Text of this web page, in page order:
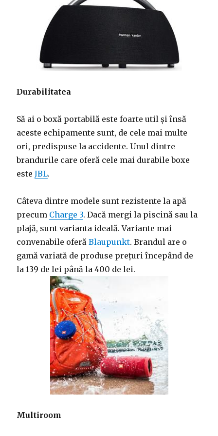
Durabilitatea
Să ai o boxă portabilă este foarte util și însă
aceste echipamente sunt, de cele mai multe
ori, predispuse la accidente. Unul dintre
brandurile care oferă cele mai durabile boxe
esteJBL.
Câteva dintre modele sunt rezistente la apă
precum Charge 3. Dacă mergi la piscină sau la
plajă, sunt varianta ideală. Variante mai
convenabile oferăBlaupunkt. Brandul are o
gamă variată de produse prețuri începând de
la 139 de lei până la 400 de lei.
Multiroom